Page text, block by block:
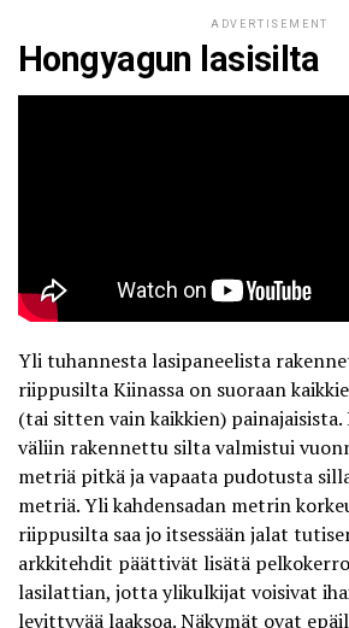
ADVERTISEMENT
Hongyagun lasisilta
Yli tuhannesta lasipaneelista
riippusiltaKiinassa on suoraan
(tai sitten vain kaikkien) painajaisista.
väliin rakennettu silta valmistui
metriä pitkä ja vapaata pudotusta
metriä. Yli kahdensadan metrin
riippusilta saa jo itsessään jalat
arkkitehdit päättivät lisätä
lasilattian, jotta ylikulkijat voisivat
levittyvää laaksoa. Näkymät ovat